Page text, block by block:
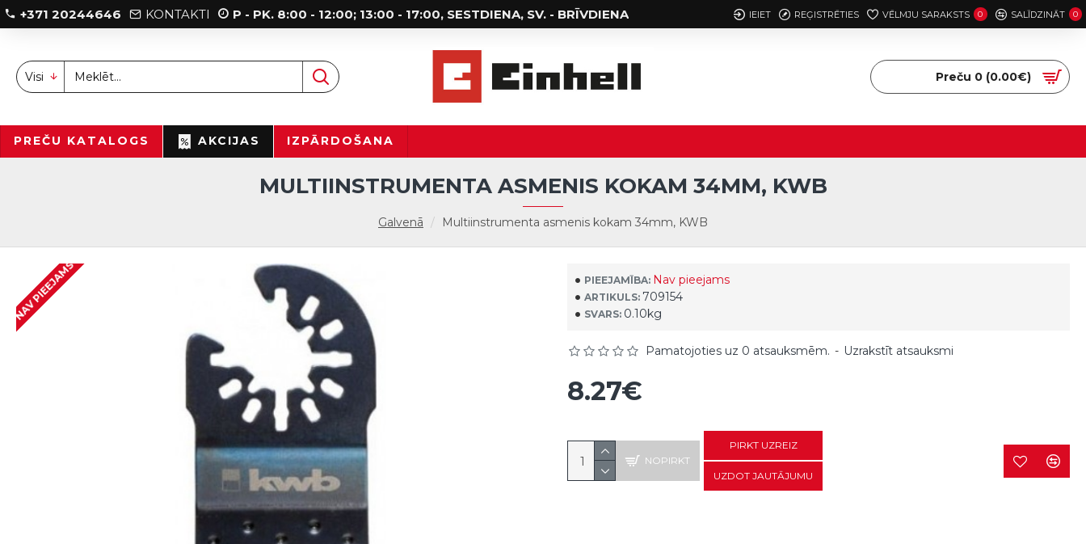
+371 20244646 KONTAKTI P - PK. 8:00 - 12:00; 13:00 - 17:00, SESTDIENA, SV. - BRĪVDIENA IEIET REĢISTRĒTIES VĒLMJU SARAKSTS 0 SALĪDZINĀT 0
Visi Preču 0 (0.00€)
PREČU KATALOGS AKCIJAS IZPĀRDOŠANA
Galvenā Multiinstrumenta asmenis kokam 34mm, KWB
MULTIINSTRUMENTA ASMENIS KOKAM 34MM, KWB
NAV PIEEJAMS PIEEJAMĪBA: Nav pieejams
ARTIKULS: 709154
SVARS: 0.10kg
Pamatojoties uz 0 atsauksmēm. - Uzrakstīt atsauksmi
8.27€
NOPIRKT
PIRKT UZREIZ
UZDOT JAUTĀJUMU